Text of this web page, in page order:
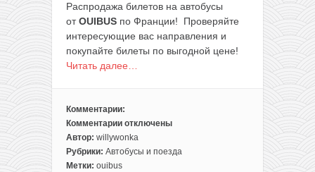
Распродажа билетов на автобусы
отOUIBUS по Франции! Проверяйте
интересующие вас направления и
покупайте билеты по выгодной цене!
Читать далее…
Комментарии:
Комментарии
к
записи
Распродажа
отключены
Автор: willywonka
Рубрики: Автобусы и поезда
Метки: ouibus